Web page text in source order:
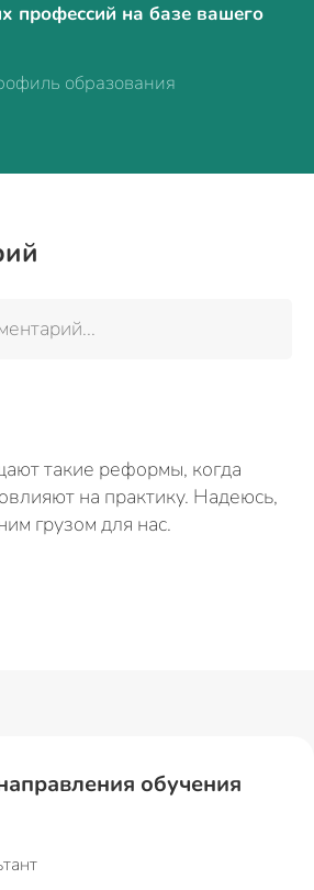
профессий на базе вашего
образования
такие реформы, когда
на практику. Надеюсь,
грузом для нас.
обучения